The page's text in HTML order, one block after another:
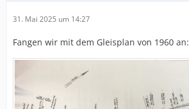
31. Mai 2025 um 14:27
Fangen wir mit dem Gleisplan von 1960 an: